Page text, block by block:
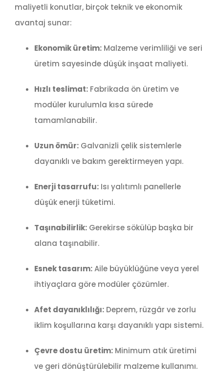
maliyetli konutlar, birçok teknik ve ekonomik
avantaj sunar:
Ekonomik üretim:Malzeme verimliliği ve seri
üretim sayesinde düşük inşaat maliyeti.
Hızlı teslimat:Fabrikada ön üretim ve
modüler kurulumla kısa sürede
tamamlanabilir.
Uzun ömür:Galvanizli çelik sistemlerle
dayanıklı ve bakım gerektirmeyen yapı.
Enerji tasarrufu:Isı yalıtımlı panellerle
düşük enerji tüketimi.
Taşınabilirlik:Gerekirse sökülüp başka bir
alana taşınabilir.
Esnek tasarım:Aile büyüklüğüne veya yerel
ihtiyaçlara göre modüler çözümler.
Afet dayanıklılığı:Deprem, rüzgâr ve zorlu
iklim koşullarına karşı dayanıklı yapı sistemi.
Çevre dostu üretim:Minimum atık üretimi
ve geri dönüştürülebilir malzeme kullanımı.